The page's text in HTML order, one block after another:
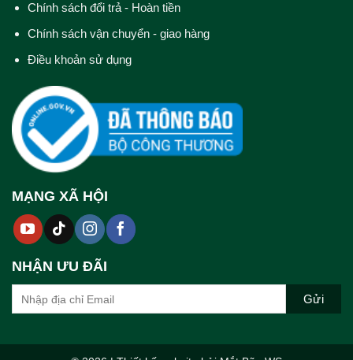
Chính sách đổi trả - Hoàn tiền
Chính sách vận chuyển - giao hàng
Điều khoản sử dụng
MẠNG XÃ HỘI
NHẬN ƯU ĐÃI